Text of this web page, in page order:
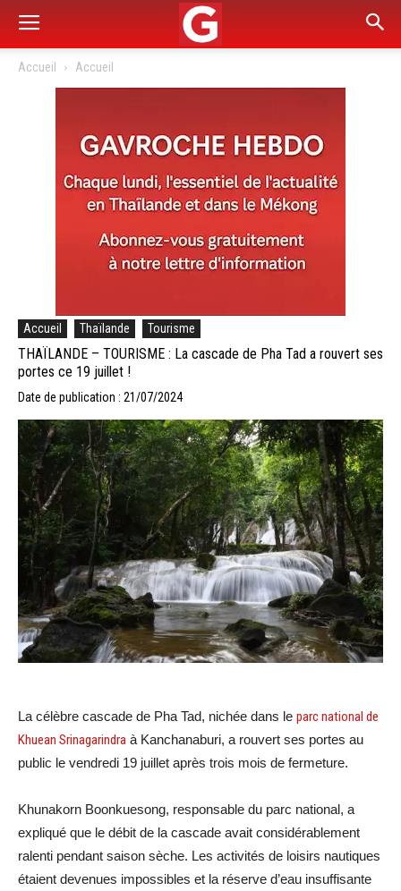
Accueil Accueil
Accueil Thaïlande Tourisme
THAÏLANDE – TOURISME : La cascade de Pha Tad a rouvert ses
portes ce 19 juillet !
Date de publication : 21/07/2024
La célèbre cascade de Pha Tad, nichée dans le parc national de
Khuean Srinagarindra à Kanchanaburi, a rouvert ses portes au
public le vendredi 19 juillet après trois mois de fermeture.
Khunakorn Boonkuesong, responsable du parc national, a
expliqué que le débit de la cascade avait considérablement
ralenti pendant saison sèche. Les activités de loisirs nautiques
étaient devenues impossibles et la réserve d’eau insuffisante